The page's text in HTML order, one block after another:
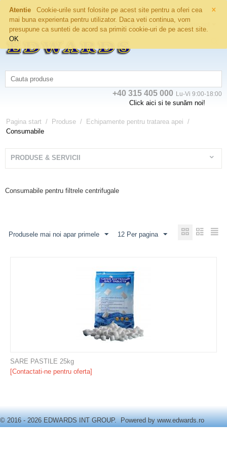
×
Atentie
Cookie-urile sunt folosite pe acest site pentru a oferi cea
mai buna experienta pentru utilizator. Daca veti continua, vom
presupune ca sunteti de acord sa primiti cookie-uri de pe acest site.
OK
Coșul este gol
+40 315 405 000 Lu-Vi 9:00-18:00
Click aici si te sunăm noi!
Pagina start / Produse / Echipamente pentru tratarea apei /
Consumabile
PRODUSE & SERVICII
Consumabile pentru filtrele centrifugale
Produsele mai noi apar primele 12 Per pagina
SARE PASTILE 25kg
[Contactati-ne pentru oferta]
© 2016 - 2026 EDWARDS INT GROUP. Powered bywww.edwards.ro